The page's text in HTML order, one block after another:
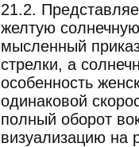
21.2.
желтую
мысленный
стрелки, а
особенность
одинаковой
полный оборот
визуализацию на